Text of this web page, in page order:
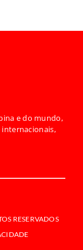
e do mundo,
internacionais,
RESERVADOS